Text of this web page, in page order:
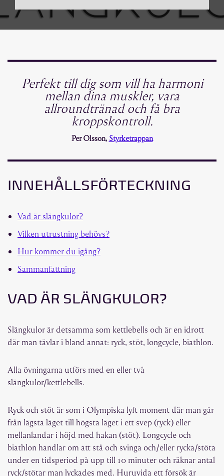
Perfekt till dig som vill ha harmoni
mellan dina muskler, vara
allroundtränad och få bra
kroppskontroll.
Per Olsson, Styrketrappan
INNEHÅLLSFÖRTECKNING
Vad är slängkulor?
Vilken utrustning behövs?
Hur kommer du igång?
Sammanfattning
VAD ÄR SLÄNGKULOR?
Slängkulor är detsamma som kettlebells och är en idrott
där man tävlar i bland annat: ryck, stöt, longcycle, biathlon.
Alla övningarna utförs med en eller två
slängkulor/kettlebells.
Ryck och stöt är som i Olympiska lyft moment där man går
från lägsta läget till högsta läget i ett svep (ryck) eller
mellanlandar i höjd med hakan (stöt). Longcycle och
biathlon handlar om att stå och svinga och/eller rycka/stöta
under en tidsperiod på upp till 10 minuter och räknar antal
ryck/stötar man lyckades med. Huruvida ett försök är